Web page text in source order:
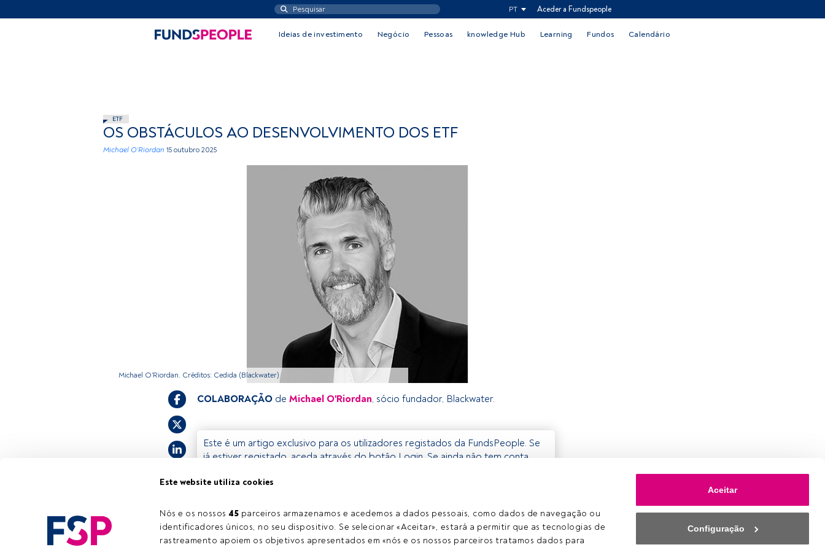
Este website utiliza cookies
Nós e os nossos 45 parceiros armazenamos e acedemos a dados pessoais, como dados de navegação ou
identificadores únicos, no seu dispositivo. Se selecionar «Aceitar», estará a permitir que as tecnologias de
rastreamento apoiem os objetivos apresentados em «nós e os nossos parceiros tratamos dados para
Aceitar
Configuração
PT Aceder a Fundspeople
Ideias de investimento Negócio Pessoas knowledge Hub Learning Fundos Calendário
ETF
OS OBSTÁCULOS AO DESENVOLVIMENTO DOS ETF
Michael O'Riordan 15 outubro 2025
Michael O'Riordan. Créditos: Cedida (Blackwater)
Tempo de leitura:4 min.
COLABORAÇÃO de Michael O'Riordan, sócio fundador, Blackwater.
Este é um artigo exclusivo para os utilizadores registados da FundsPeople. Se
já estiver registado, aceda através do botão Login. Se ainda não tem conta,
FundsPeople oferece.
Aceder a Fundspeople